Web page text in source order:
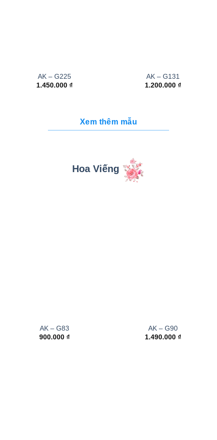
AK – G225
1.450.000 ₫
AK – G131
1.200.000 ₫
Xem thêm mẫu
Hoa Viếng
AK – G83
900.000 ₫
AK – G90
1.490.000 ₫